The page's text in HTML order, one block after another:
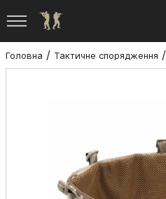
Головна Тактичне спорядження